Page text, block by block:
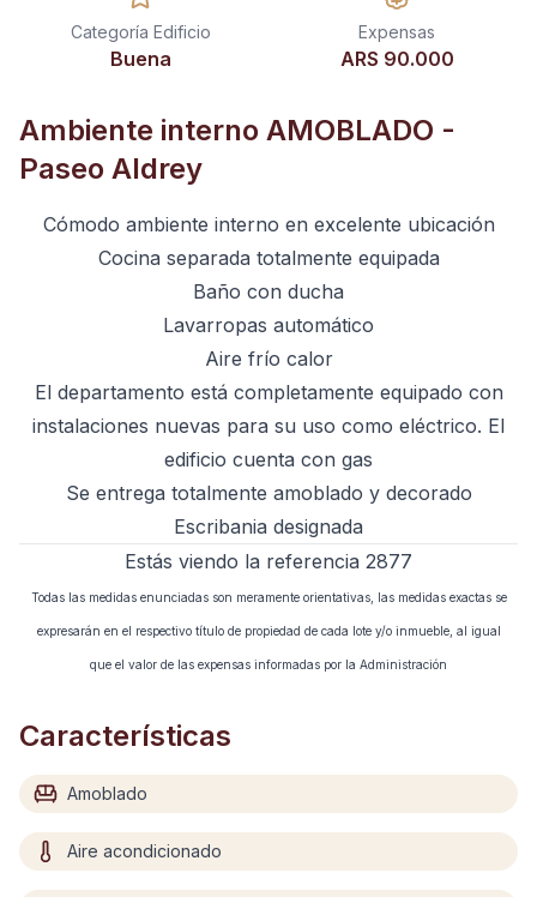
Categoría Edificio
Buena
Expensas
ARS 90.000
Ambiente interno AMOBLADO -
Paseo Aldrey
Cómodo ambiente interno en excelente ubicación
Cocina separada totalmente equipada
Baño con ducha
Lavarropas automático
Aire frío calor
El departamento está completamente equipado con
instalaciones nuevas para su uso como eléctrico. El
edificio cuenta con gas
Se entrega totalmente amoblado y decorado
Escribania designada
Estás viendo la referencia 2877
Todas las medidas enunciadas son meramente orientativas, las medidas exactas se
expresarán en el respectivo título de propiedad de cada lote y/o inmueble, al igual
que el valor de las expensas informadas por la Administración
Características
Amoblado
Aire acondicionado